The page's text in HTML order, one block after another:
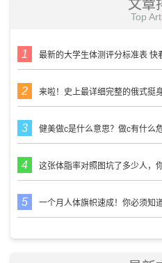
文章
Top
最新的大学生体测评分标准表 快
来啦！史上最详细完整的俄式挺
健美做c是什么意思？做c有什么
这张体脂率对照图坑了多少人，
一个月人体旗帜速成！你必须知